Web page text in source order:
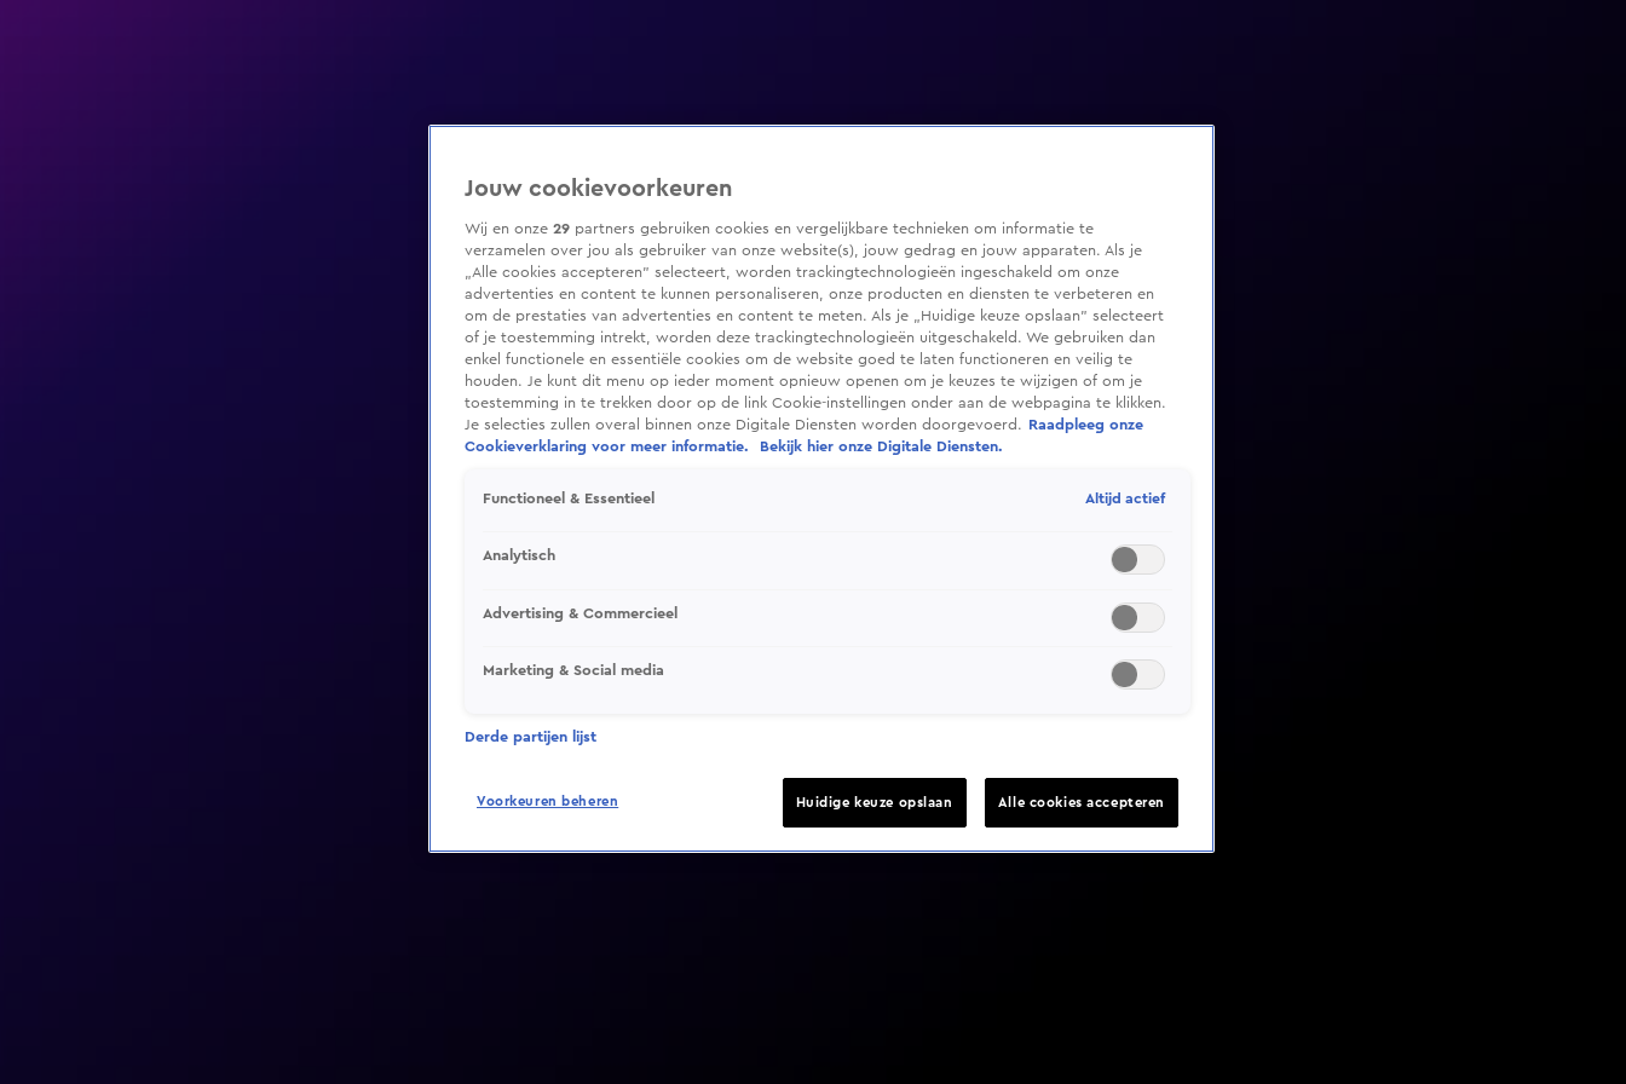
Video helaas niet gevonden
Jouw cookievoorkeuren
Wij en onze 29 partners gebruiken cookies en vergelijkbare technieken om informatie te
verzamelen over jou als gebruiker van onze website(s), jouw gedrag en jouw apparaten. Als je
„Alle cookies accepteren” selecteert, worden trackingtechnologieën ingeschakeld om onze
advertenties en content te kunnen personaliseren, onze producten en diensten te verbeteren en
om de prestaties van advertenties en content te meten. Als je „Huidige keuze opslaan” selecteert
of je toestemming intrekt, worden deze trackingtechnologieën uitgeschakeld. We gebruiken dan
enkel functionele en essentiële cookies om de website goed te laten functioneren en veilig te
houden. Je kunt dit menu op ieder moment opnieuw openen om je keuzes te wijzigen of om je
toestemming in te trekken door op de link Cookie-instellingen onder aan de webpagina te klikken.
Je selecties zullen overal binnen onze Digitale Diensten worden doorgevoerd.
Raadpleeg onze
Cookieverklaring voor meer informatie.
Bekijk hier onze Digitale Diensten.
Functioneel & Essentieel Altijd actief
Analytisch
Advertising & Commercieel
Marketing & Social media
Derde partijen lijst
Voorkeuren beheren Huidige keuze opslaan Alle cookies accepteren